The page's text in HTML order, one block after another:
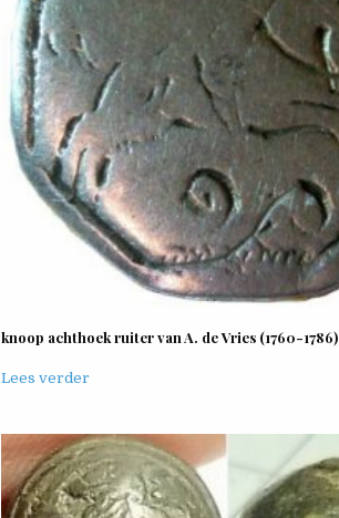
knoop achthoek ruiter van A. de Vries (1760-1786)
Lees verder